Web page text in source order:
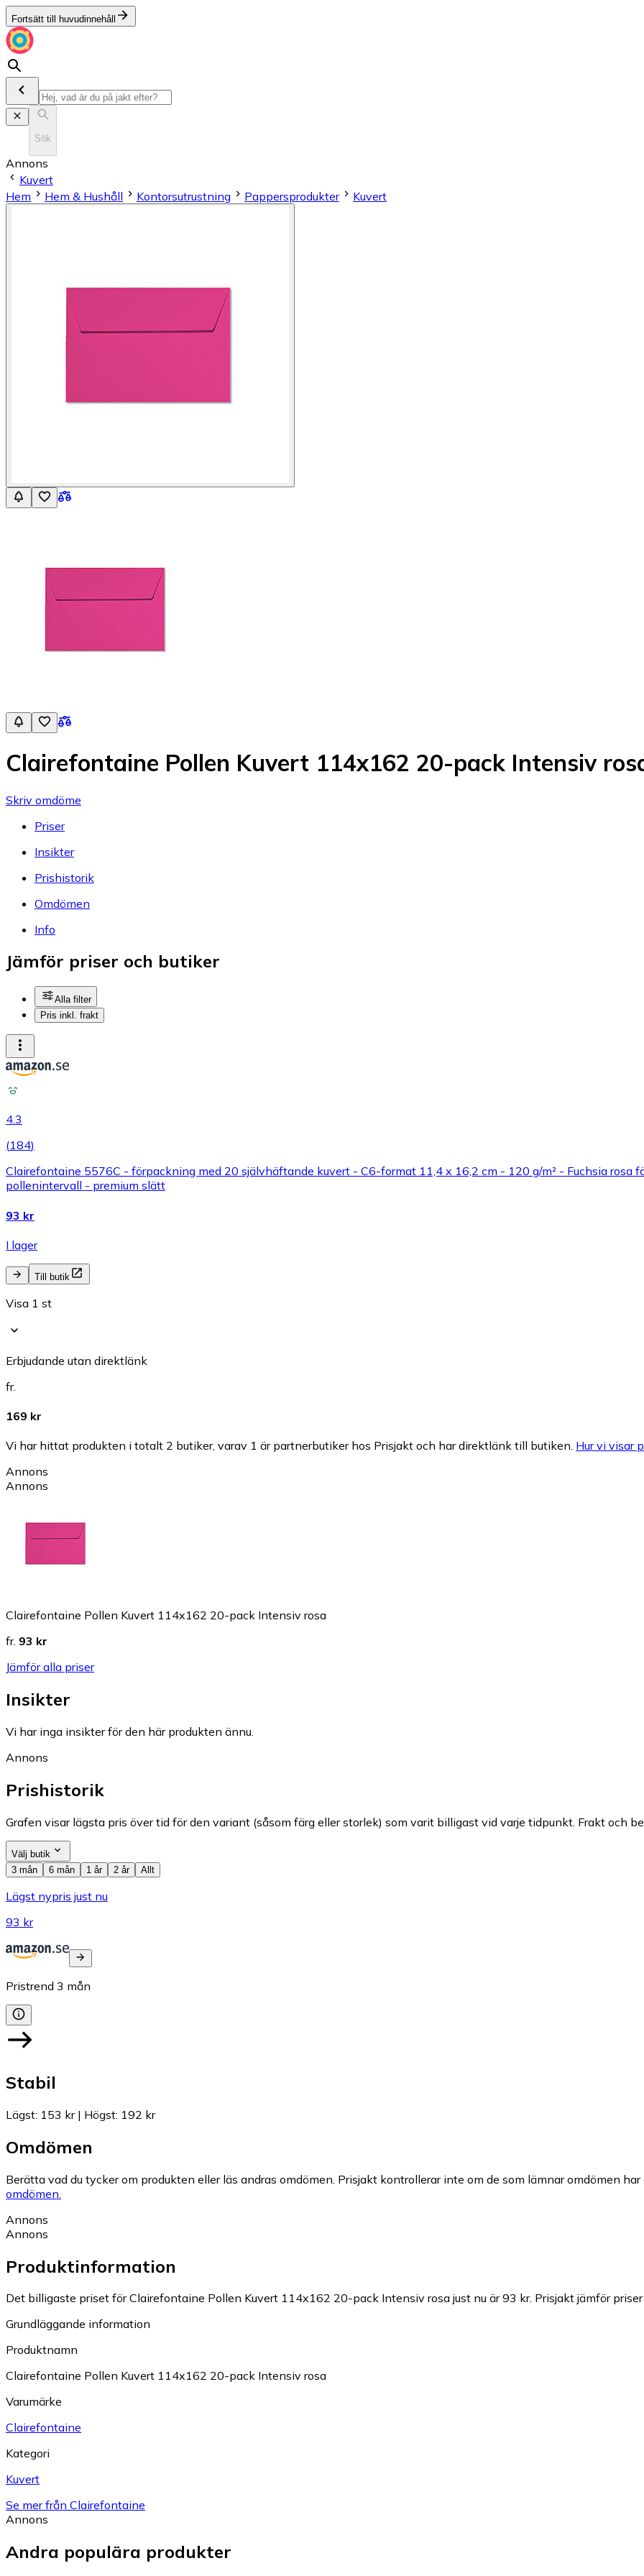
Fortsätt till huvudinnehåll
Sök
Annons
Kuvert
Hem
Hem & Hushåll Kontorsutrustning Pappersprodukter Kuvert
Clairefontaine Pollen Kuvert 114x162 20-pack Intensiv
Skriv omdöme
Priser
Insikter
Prishistorik
Omdömen
Info
Jämför priser och butiker
Alla filter
Pris inkl. frakt
4.3
(184)
Clairefontaine 5576C - förpackning med 20 självhäftande kuvert - C6-format 11,4 x 16,2 cm - 120 g/m² - Fuchsia rosa
pollenintervall - premium slätt
93 kr
I lager
Till butik
Visa 1 st
Erbjudande utan direktlänk
fr.
169 kr
Vi har hittat produkten i totalt 2 butiker, varav 1 är partnerbutiker hos Prisjakt och har direktlänk till butiken. Hur vi visar
Annons
Annons
Clairefontaine Pollen Kuvert 114x162 20-pack Intensiv rosa
fr. 93 kr
Jämför alla priser
Insikter
Vi har inga insikter för den här produkten ännu.
Annons
Prishistorik
Grafen visar lägsta pris över tid för den variant (såsom färg eller storlek) som varit billigast vid varje tidpunkt. Frakt och
Välj butik
3 mån
6 mån 1 år 2 år Allt
Lägst nypris just nu
93 kr
Pristrend 3 mån
Stabil
Lägst: 153 kr| Högst: 192 kr
Omdömen
Berätta vad du tycker om produkten eller läs andras omdömen. Prisjakt kontrollerar inte om de som lämnar omdömen
omdömen.
Annons
Annons
Produktinformation
Det billigaste priset för Clairefontaine Pollen Kuvert 114x162 20-pack Intensiv rosa just nu är 93 kr. Prisjakt jämför
Grundläggande information
Produktnamn
Clairefontaine Pollen Kuvert 114x162 20-pack Intensiv rosa
Varumärke
Clairefontaine
Kategori
Kuvert
Se mer från Clairefontaine
Annons
Andra populära produkter